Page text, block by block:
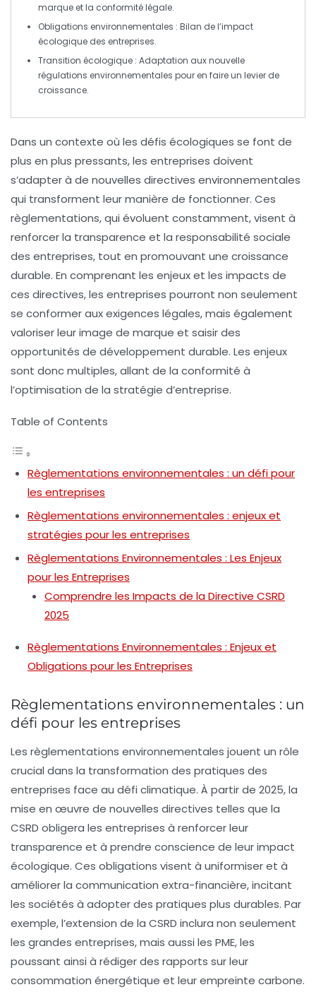
marque et la conformité légale.
Obligations environnementales : Bilan de l’impact
écologique des entreprises.
Transition écologique : Adaptation auxnouvelle
régulations environnementales pour en faire un levier de
croissance.
Dans un contexte où les défis écologiques se font de
plus en plus pressants, les entreprises doivent
s’adapter à de nouvelles directives environnementales
qui transforment leur manière de fonctionner. Ces
règlementations, qui évoluent constamment, visent à
renforcer la transparence et la responsabilité sociale
des entreprises, tout en promouvant une croissance
durable. En comprenant les enjeux et les impacts de
ces directives, les entreprises pourront non seulement
se conformer aux exigences légales, mais également
valoriser leur image de marque et saisir des
opportunités de développement durable. Les enjeux
sont donc multiples, allant de la conformité à
l’optimisation de la stratégie d’entreprise.
Table of Contents
Règlementations environnementales : un défi pour
les entreprises
Règlementations environnementales : enjeux et
stratégies pour les entreprises
Règlementations Environnementales : Les Enjeux
pour les Entreprises
Comprendre les Impacts de la Directive CSRD
2025
Règlementations Environnementales : Enjeux et
Obligations pour les Entreprises
Règlementations environnementales : un
défi pour les entreprises
Les règlementations environnementales jouent un rôle
crucial dans la transformation des pratiques des
entreprises face au défi climatique. À partir de 2025, la
mise en œuvre de nouvelles directives telles que la
CSRD obligera les entreprises à renforcer leur
transparence et à prendre conscience de leurimpact
écologique. Ces obligations visent à uniformiser et à
améliorer la communication extra-financière, incitant
les sociétés à adopter des pratiques plus durables. Par
exemple, l’extension de la CSRD inclura non seulement
les grandes entreprises, mais aussi les PME, les
poussant ainsi à rédiger des rapports sur leur
consommation énergétique et leur empreinte carbone.